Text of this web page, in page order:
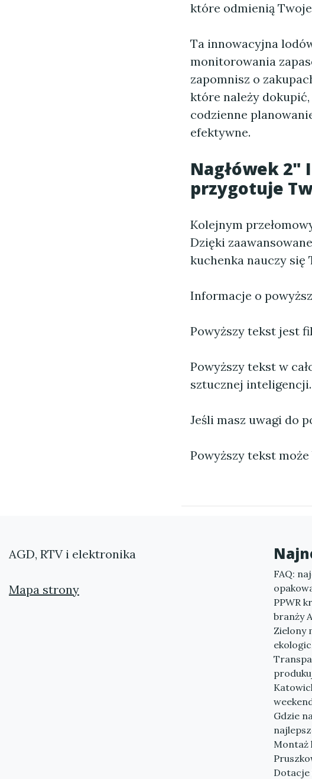
które odmienią
Ta innowacyjna
monitorowania
zapomnisz o
które należy
codzienne
efektywne.
Nagłówek
przygotuje
Kolejnym
Dzięki
kuchenka nauczy
Informacje o
Powyższy tekst jest
Powyższy tekst w
sztucznej inteligencji.
Jeśli masz uwagi do
Powyższy tekst
AGD, RTV i elektronika
Mapa strony
FAQ:
PPWR
branży
Zielony
Gdzie
Montaż
Dotacje